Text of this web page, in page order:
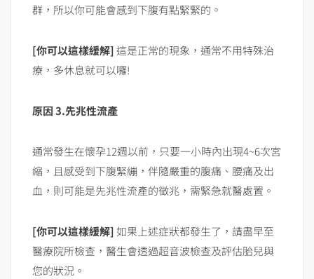
群，所以你可能會感到下腹有點緊緊的。
[你可以這樣緩解]這是正常的現象，通常不用特殊治
療，多休息就可以囉!
原因 3.先兆性流產
通常發生在懷孕12週以前，只要一小時內出現4~6次宮
縮，且感受到下腹緊繃，伴隨嚴重的腹痛、腰痛及出
血，則可能是先兆性流產的徵兆，需緊急就醫處置。
[你可以這樣緩解]如果上述症狀都發生了，請盡早至
醫療院所檢查，醫生會透過超音波檢查及評估胎兒與
您的狀況。